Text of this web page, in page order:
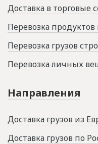
Доставка в торговые
Перевозка
Перевозка грузов
Перевозка личных
Направления
Доставка грузов из
Доставка грузов по